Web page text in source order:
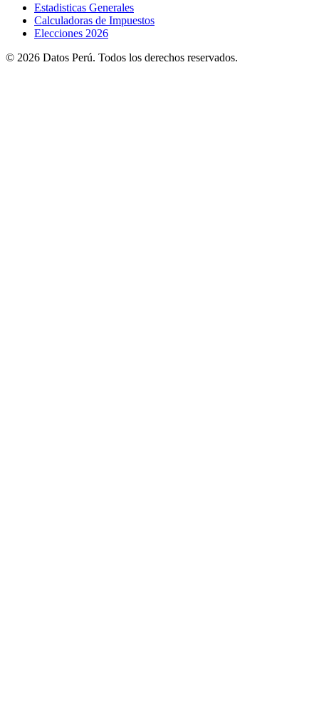
Estadisticas Generales
Calculadoras de Impuestos
Elecciones 2026
© 2026 Datos Perú. Todos los derechos reservados.